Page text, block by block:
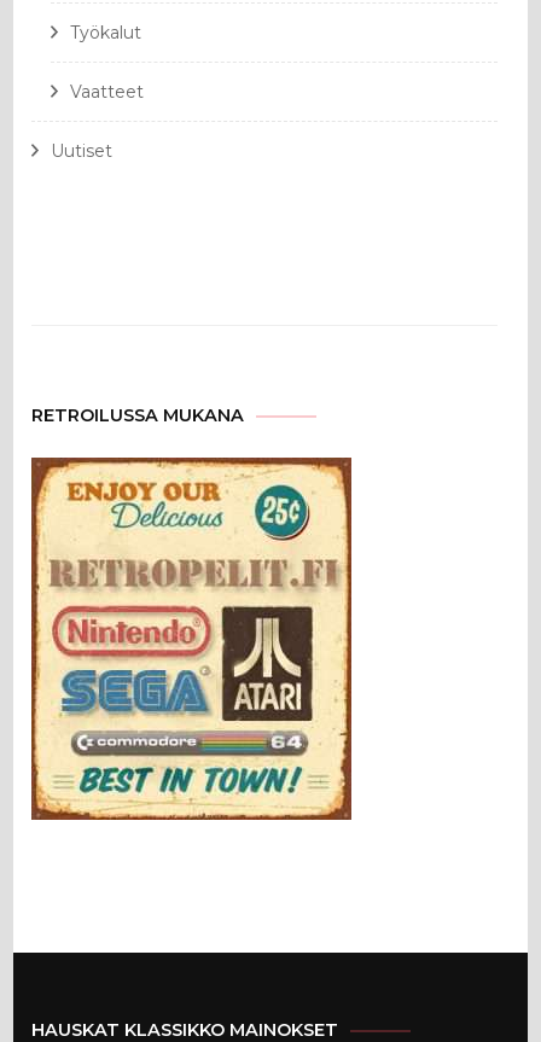
Työkalut
Vaatteet
Uutiset
RETROILUSSA MUKANA
HAUSKAT KLASSIKKO MAINOKSET